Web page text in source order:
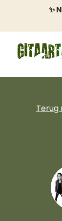
✨
Terug